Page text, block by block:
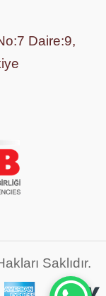
Daire:9,
Saklıdır.